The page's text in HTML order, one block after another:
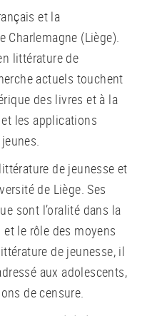
et la
(Liège).
littérature de
actuels touchent
des livres et à la
les applications
de jeunesse et
de Liège. Ses
sont l’oralité dans la
le rôle des moyens
de jeunesse, il
aux adolescents,
de censure.